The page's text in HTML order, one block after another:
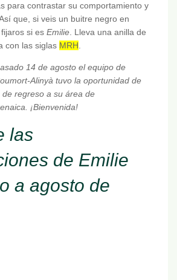
para contrastar su comportamiento y
que, si veis un buitre negro en
si es Emilie. Lleva una anilla de
con las siglas MRH.
14 de agosto el equipo de
Alinyà tuvo la oportunidad de
regreso a su área de
¡Bienvenida!
las
de Emilie
a agosto de